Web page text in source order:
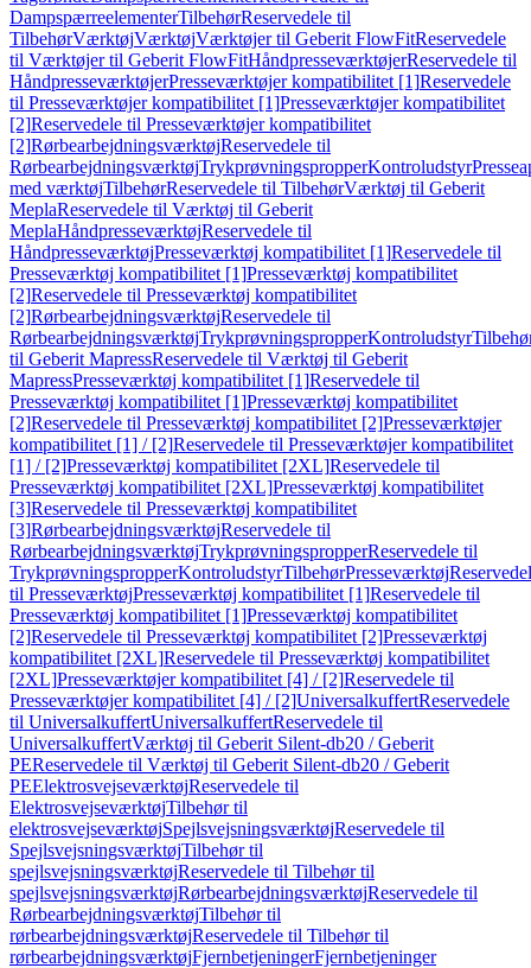
DampspærreelementerTilbehørReservedele til
TilbehørVærktøjVærktøjVærktøjer til Geberit FlowFitReservedele
til Værktøjer til Geberit FlowFitHåndpresseværktøjerReservedele til
HåndpresseværktøjerPresseværktøjer kompatibilitet [1]Reservedele
til Presseværktøjer kompatibilitet [1]Presseværktøjer kompatibilitet
[2]Reservedele til Presseværktøjer kompatibilitet
[2]RørbearbejdningsværktøjReservedele til
RørbearbejdningsværktøjTrykprøvningspropperKontroludstyr
med værktøjTilbehørReservedele til TilbehørVærktøj til Geberit
MeplaReservedele til Værktøj til Geberit
MeplaHåndpresseværktøjReservedele til
HåndpresseværktøjPresseværktøj kompatibilitet [1]Reservedele til
Presseværktøj kompatibilitet [1]Presseværktøj kompatibilitet
[2]Reservedele til Presseværktøj kompatibilitet
[2]RørbearbejdningsværktøjReservedele til
RørbearbejdningsværktøjTrykprøvningspropperKontroludstyr
til Geberit MapressReservedele til Værktøj til Geberit
MapressPresseværktøj kompatibilitet [1]Reservedele til
Presseværktøj kompatibilitet [1]Presseværktøj kompatibilitet
[2]Reservedele til Presseværktøj kompatibilitet [2]Presseværktøjer
kompatibilitet [1] / [2]Reservedele til Presseværktøjer kompatibilitet
[1] / [2]Presseværktøj kompatibilitet [2XL]Reservedele til
Presseværktøj kompatibilitet [2XL]Presseværktøj kompatibilitet
[3]Reservedele til Presseværktøj kompatibilitet
[3]RørbearbejdningsværktøjReservedele til
RørbearbejdningsværktøjTrykprøvningspropperReservedele til
TrykprøvningspropperKontroludstyrTilbehørPresseværktøj
til PresseværktøjPresseværktøj kompatibilitet [1]Reservedele til
Presseværktøj kompatibilitet [1]Presseværktøj kompatibilitet
[2]Reservedele til Presseværktøj kompatibilitet [2]Presseværktøj
kompatibilitet [2XL]Reservedele til Presseværktøj kompatibilitet
[2XL]Presseværktøjer kompatibilitet [4] / [2]Reservedele til
Presseværktøjer kompatibilitet [4] / [2]UniversalkuffertReservedele
til UniversalkuffertUniversalkuffertReservedele til
UniversalkuffertVærktøj til Geberit Silent-db20 / Geberit
PEReservedele til Værktøj til Geberit Silent-db20 / Geberit
PEElektrosvejseværktøjReservedele til
ElektrosvejseværktøjTilbehør til
elektrosvejseværktøjSpejlsvejsningsværktøjReservedele til
SpejlsvejsningsværktøjTilbehør til
spejlsvejsningsværktøjReservedele til Tilbehør til
spejlsvejsningsværktøjRørbearbejdningsværktøjReservedele til
RørbearbejdningsværktøjTilbehør til
rørbearbejdningsværktøjReservedele til Tilbehør til
rørbearbejdningsværktøjFjernbetjeningerFjernbetjeninger